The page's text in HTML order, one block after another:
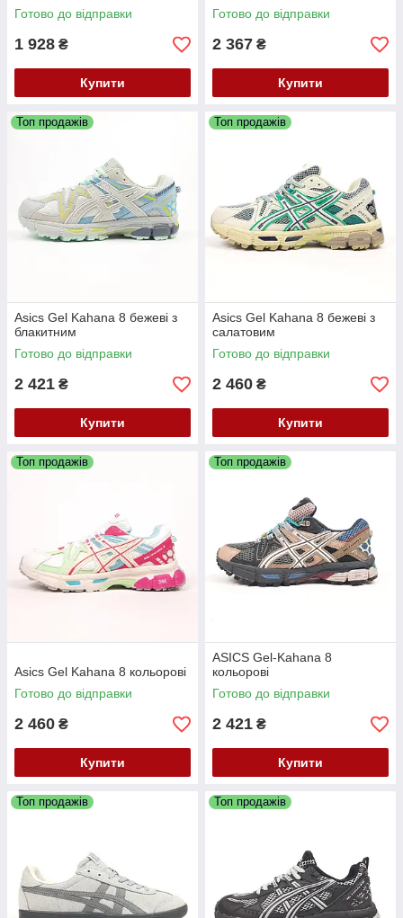
Готово до відправки
1 928 ₴
Купити
Готово до відправки
2 367 ₴
Купити
Топ продажів
Asics Gel Kahana 8 бежеві з
блакитним
Готово до відправки
2 421 ₴
Купити
Топ продажів
Asics Gel Kahana 8 бежеві з
салатовим
Готово до відправки
2 460 ₴
Купити
Топ продажів
Asics Gel Kahana 8 кольорові
Готово до відправки
2 460 ₴
Купити
Топ продажів
ASICS Gel-Kahana 8
кольорові
Готово до відправки
2 421 ₴
Купити
Топ продажів Топ продажів